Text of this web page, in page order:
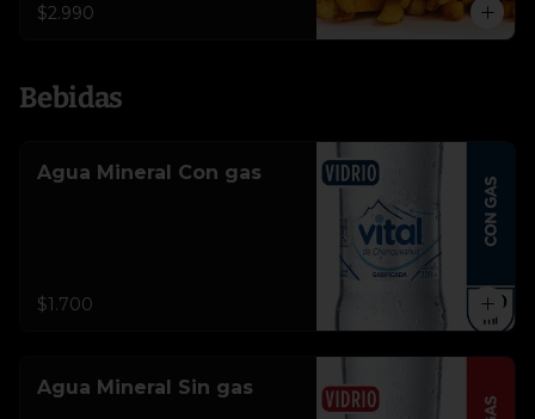
$2.990
Bebidas
Agua Mineral Con gas
$1.700
Agua Mineral Sin gas